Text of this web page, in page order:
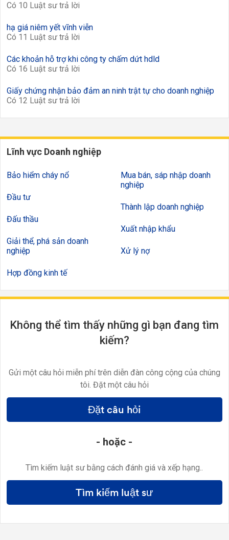
Có 10 Luật sư trả lời
hạ giá niêm yết vĩnh viễn
Có 11 Luật sư trả lời
Các khoản hỗ trợ khi công ty chấm dứt hdld
Có 16 Luật sư trả lời
Giấy chứng nhận bảo đảm an ninh trật tự cho doanh nghiệp
Có 12 Luật sư trả lời
Lĩnh vực Doanh nghiệp
Bảo hiểm cháy nổ
Đầu tư
Đấu thầu
Giải thể, phá sản doanh
nghiệp
Hợp đồng kinh tế
Mua bán, sáp nhập doanh
nghiệp
Thành lập doanh nghiệp
Xuất nhập khẩu
Xử lý nợ
Không thể tìm thấy những gì bạn đang tìm
kiếm?
Gửi một câu hỏi miễn phí trên diễn đàn công cộng của chúng
tôi. Đặt một câu hỏi
Đặt câu hỏi
- hoặc -
Tìm kiếm luật sư bằng cách đánh giá và xếp hạng..
Tìm kiếm luật sư